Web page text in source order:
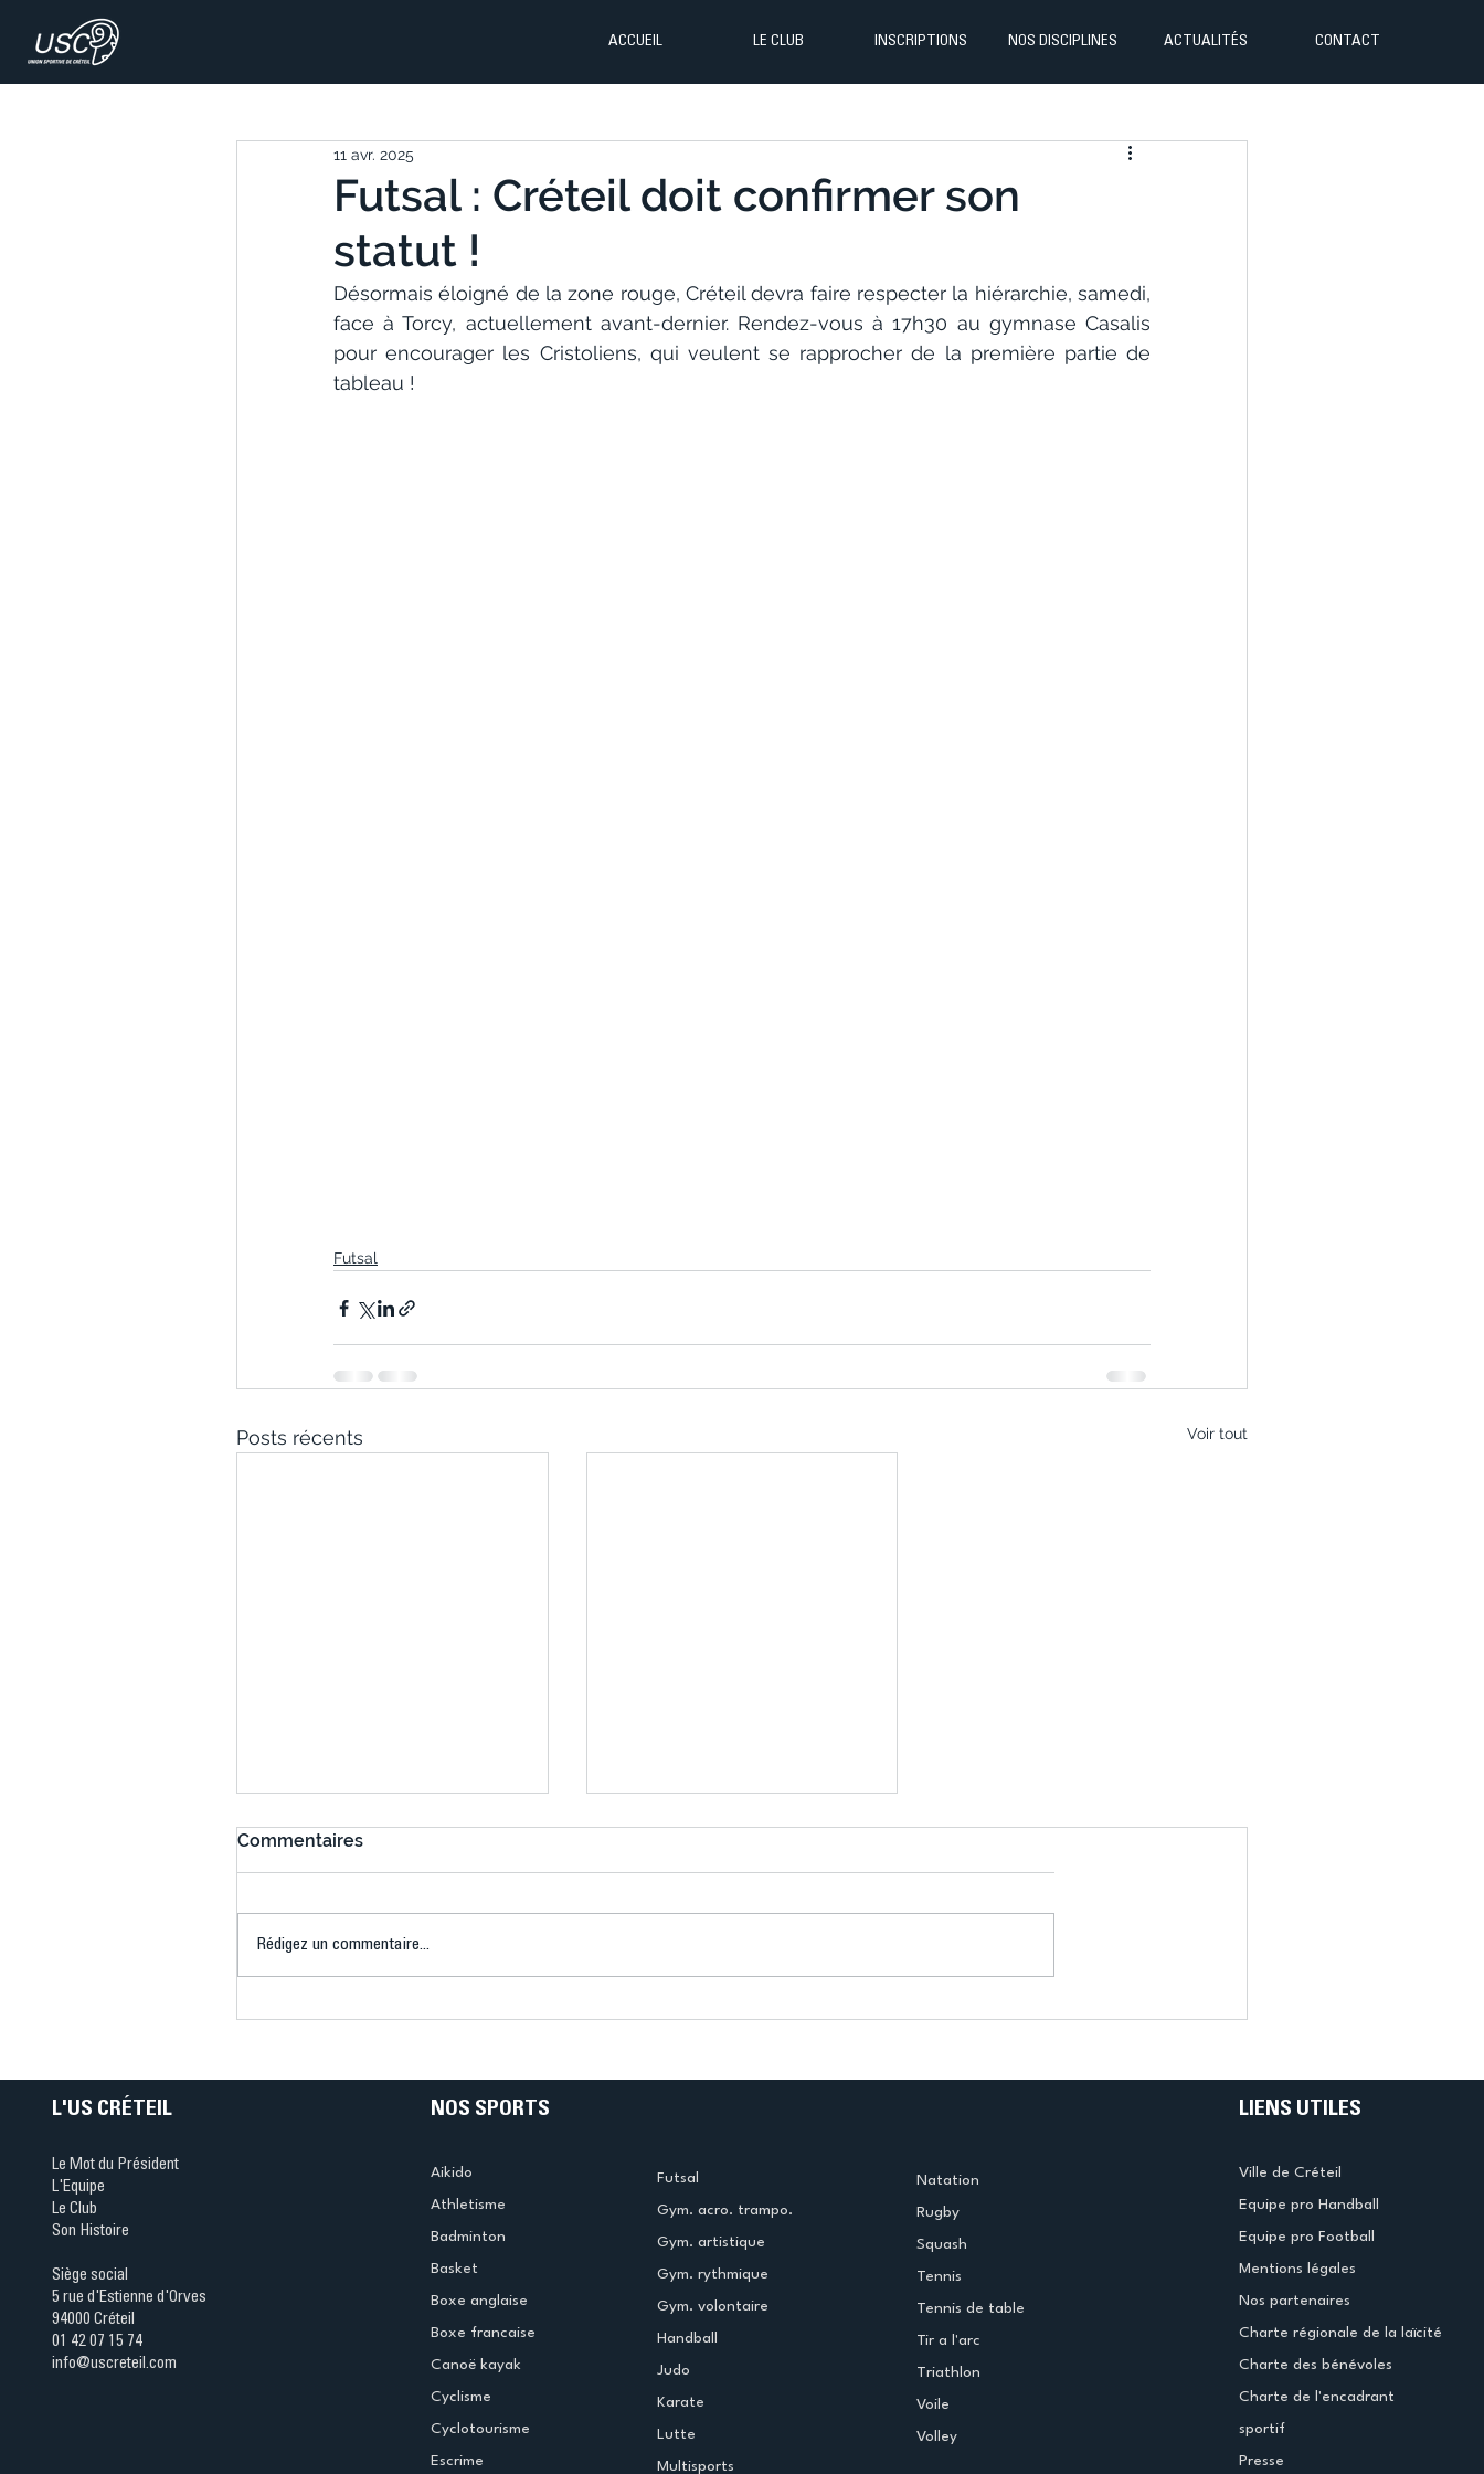
ACCUEIL LE CLUB INSCRIPTIONS NOS DISCIPLINES ACTUALITÉS CONTACT
Futsal : Créteil doit confirmer son
statut !
11 avr. 2025
Désormais éloigné de la zone rouge, Créteil devra faire respecter la hiérarchie, samedi,
face à Torcy, actuellement avant-dernier. Rendez-vous à 17h30 au gymnase Casalis
pour encourager les Cristoliens, qui veulent se rapprocher de la première partie de
tableau !
Futsal
Posts récents Voir tout
Futsal enchaîne et varie les
retombe dans ses travers
Commentaires
Rédigez un commentaire...
L'US CRÉTEIL
Le Mot du Président
L'Equipe
Le Club
Son Histoire
Siège social
5 rue d'Estienne d'Orves
94000 Créteil
01 42 07 15 74
info@uscreteil.com
NOS SPORTS
Aikido
Athletisme
Badminton
Basket
Boxe anglaise
Boxe francaise
Canoë kayak
Cyclisme
Cyclotourisme
Escrime
Futsal
Gym. acro. trampo.
Gym. artistique
Gym. rythmique
Gym. volontaire
Handball
Judo
Karate
Lutte
Multisports
Natation
Rugby
Squash
Tennis
Tennis de table
Tir a l'arc
Triathlon
Voile
Volley
LIENS UTILES
Ville de Créteil
Equipe pro Handball
Equipe pro Football
Mentions légales
Nos partenaires
Charte régionale de la laïcité
Charte des bénévoles
Charte de l'encadrant
sportif
Presse